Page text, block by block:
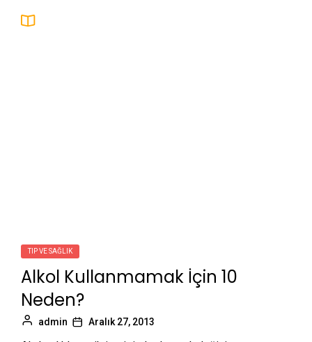
TIP VE SAĞLIK
Alkol Kullanmamak İçin 10
Neden?
admin Aralık 27, 2013